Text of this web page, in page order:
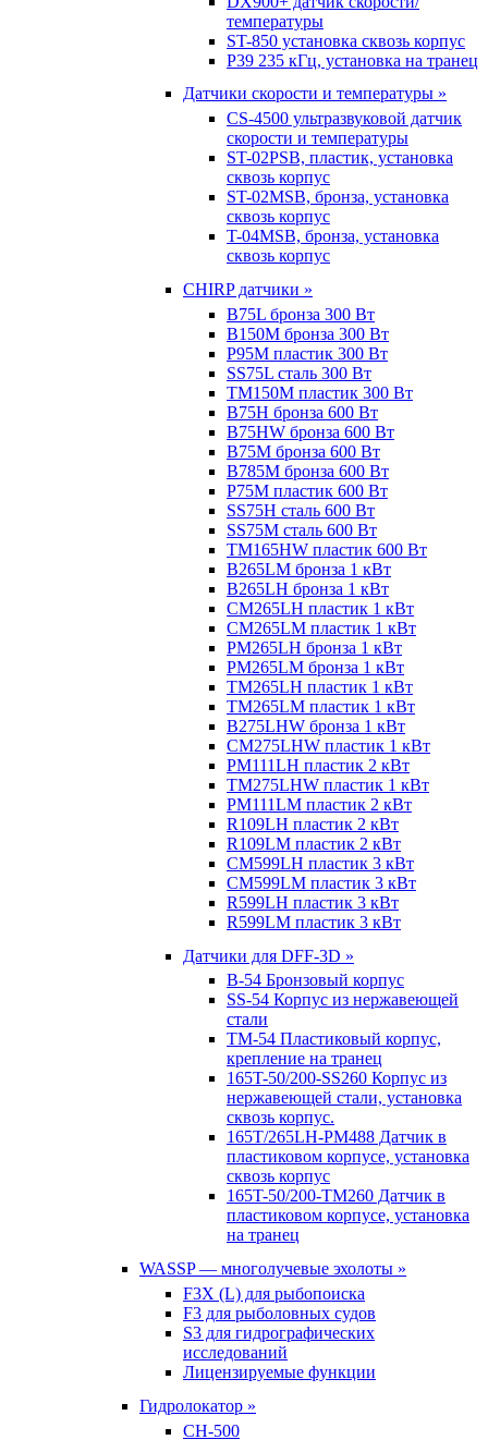
температуры
ST-850 установка сквозь корпус
P39 235 кГц, установка на транец
Датчики скорости и температуры »
CS-4500 ультразвуковой датчик
скорости и температуры
ST-02PSB, пластик, установка
сквозь корпус
ST-02MSB, бронза, установка
сквозь корпус
T-04MSB, бронза, установка
сквозь корпус
CHIRP датчики »
B75L бронза 300 Вт
B150M бронза 300 Вт
P95M пластик 300 Вт
SS75L сталь 300 Вт
TM150M пластик 300 Вт
B75H бронза 600 Вт
B75HW бронза 600 Вт
B75M бронза 600 Вт
B785M бронза 600 Вт
P75M пластик 600 Вт
SS75H сталь 600 Вт
SS75M сталь 600 Вт
TM165HW пластик 600 Вт
B265LM бронза 1 кВт
B265LH бронза 1 кВт
CM265LH пластик 1 кВт
CM265LM пластик 1 кВт
PM265LH бронза 1 кВт
PM265LM бронза 1 кВт
TM265LH пластик 1 кВт
TM265LM пластик 1 кВт
B275LHW бронза 1 кВт
CM275LHW пластик 1 кВт
PM111LH пластик 2 кВт
TM275LHW пластик 1 кВт
PM111LM пластик 2 кВт
R109LH пластик 2 кВт
R109LM пластик 2 кВт
CM599LH пластик 3 кВт
CM599LM пластик 3 кВт
R599LH пластик 3 кВт
R599LM пластик 3 кВт
Датчики для DFF-3D »
B-54 Бронзовый корпус
SS-54 Корпус из нержавеющей
стали
TM-54 Пластиковый корпус,
крепление на транец
165T-50/200-SS260 Корпус из
нержавеющей стали, установка
сквозь корпус.
165T/265LH-PM488 Датчик в
пластиковом корпусе, установка
сквозь корпус
165T-50/200-TM260 Датчик в
пластиковом корпусе, установка
на транец
WASSP — многолучевые эхолоты »
F3X (L) для рыбопоиска
F3 для рыболовных судов
S3 для гидрографических
исследований
Лицензируемые функции
Гидролокатор »
CH-500